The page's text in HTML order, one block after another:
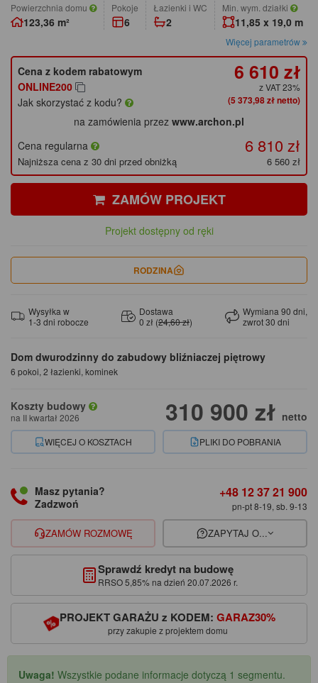
Powierzchnia domu
123,36 m²
pokoje
6
łazienki i WC
2
Min. wym. działki
11,85 x 19,0 m
Więcej parametrów
Dom dwurodzinny do zabudowy bliźniaczej piętrowy
6 pokoi, 2 łazienki, kominek
Koszty budowy
na II kwartał 2026 310 900 zł netto
WIĘCEJ O KOSZTACH PLIKI DO POBRANIA
Cena z kodem rabatowym
ONLINE200
Jak skorzystać z kodu?
6 610 zł
z VAT 23%
(5 373,98 zł netto)
na zamówienia przez www.archon.pl
Cena regularna
6 810 zł
Najniższa cena z 30 dni przed obniżką 6 560 zł
ZAMÓW PROJEKT
Projekt dostępny od ręki
RODZINA
Wysyłka w
1-3 dni robocze
Dostawa
0 zł (24,60 zł)
Wymiana 90 dni,
zwrot 30 dni
Masz pytania?
Zadzwoń
+48 12 37 21 900
pn-pt 8-19, sb. 9-13
ZAMÓW ROZMOWĘ ZAPYTAJ O...
Sprawdź kredyt na budowę
RRSO 5,85% na dzień 20.07.2026 r.
PROJEKT GARAŻU z KODEM: GARAZ30%
przy zakupie z projektem domu
Uwaga! Wszystkie podane informacje dotyczą 1 segmentu.